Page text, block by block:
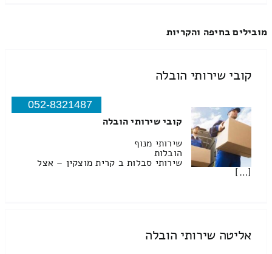
מובילים בחיפה והקריות
קובי שירותי הובלה
052-8321487
קובי שירותי הובלה
שירותי מנוף
הובלות
שירותי סבלות ב קרית מוצקין – אצל
[…]
אליטה שירותי הובלה